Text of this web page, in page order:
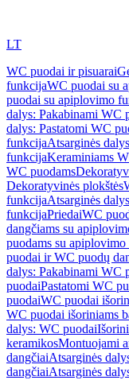
LT
WC puodai ir pisuarai
funkcijaWC puodai su
puodai su apiplovimo
dalys: Pakabinami WC
dalys: Pastatomi WC
funkcijaAtsarginės
funkcijaKeraminiams
WC puodams
Dekoratyvinės plokštės
funkcijaAtsarginės
funkcijaPriedaiWC
dangčiams su
puodams su
puodai ir WC puodų
dalys: Pakabinami WC
puodaiPastatomi WC
puodaiWC puodai
WC puodai išoriniams
dalys: WC puodai
keramikosMontuojami
dangčiaiAtsarginės
dangčiaiAtsarginės